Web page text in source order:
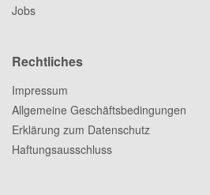
Jobs
Rechtliches
Impressum
Allgemeine Geschäftsbedingungen
Erklärung zum Datenschutz
Haftungsausschluss